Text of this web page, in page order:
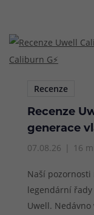
Recenze
Recenze
generace
07.08.26
16
Naší
legendární řady
Uwell.